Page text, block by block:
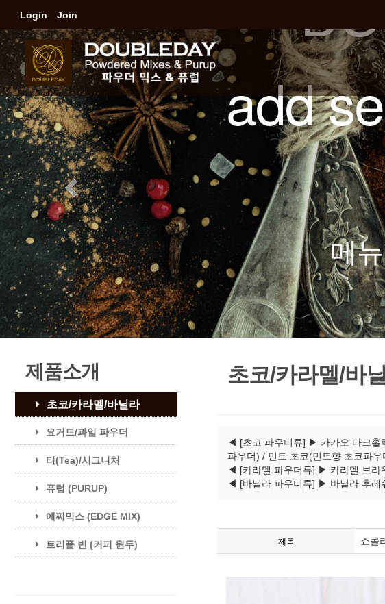
Login Join
제품소개
초코/카라멜/바닐라
요거트/과일 파우더
티(Tea)/시그니처
퓨럽 (PURUP)
에찌믹스 (EDGE MIX)
트리플 빈 (커피 원두)
초코/카라멜/바
◀ [초코 파우더류] ▶ 카카오 다크홀
파우더) / 민트 초코(민트향 초코파
◀ [카라멜 파우더류] ▶ 카라멜 브라
◀ [바닐라 파우더류] ▶ 바닐라 후레
제목 쇼콜